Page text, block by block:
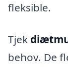
fleksible.
Tjek
behov. De